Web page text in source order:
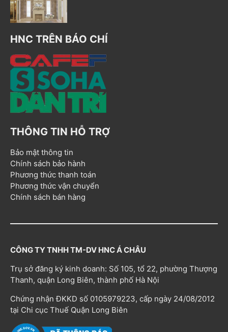
HNC TRÊN BÁO CHÍ
THÔNG TIN HỖ TRỢ
Bảo mật thông tin
Chính sách bảo hành
Phương thức thanh toán
Phương thức vận chuyển
Chính sách bán hàng
CÔNG TY TNHH TM-DV HNC Á CHÂU
Trụ sở đăng ký kinh doanh: Số 105, tổ 22, phường Thượng
Thanh, quận Long Biên, thành phố Hà Nội
Chứng nhận ĐKKD số 0105979223, cấp ngày 24/08/2012
tại Chi cục Thuế Quận Long Biên